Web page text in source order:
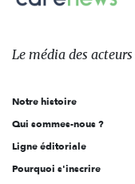
Le
des
l'engagement
Le média des acteurs
Notre histoire
Qui sommes-nous ?
Ligne éditoriale
Pourquoi s'inscrire